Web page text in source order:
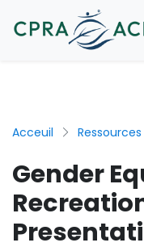
Acceuil Ressources
Gender